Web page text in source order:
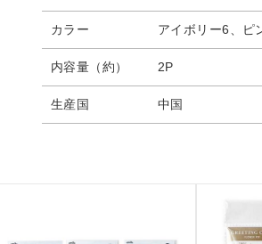
カラー アイボリー6、ピ
内容量（約） 2P
生産国 中国